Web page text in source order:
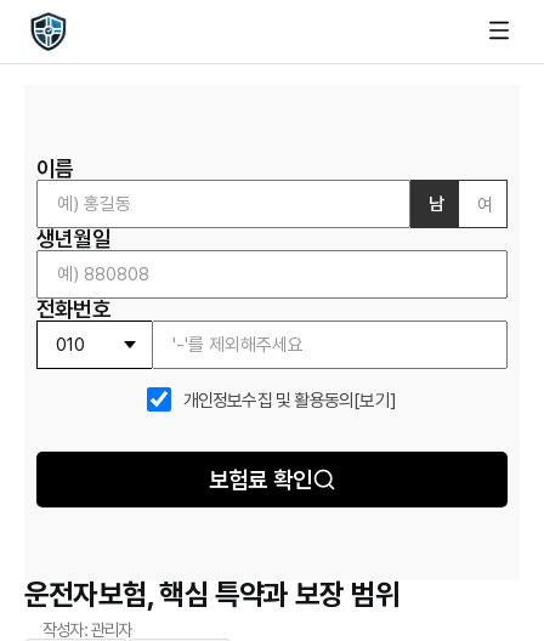
이름
남 여
생년월일
전화번호
개인정보수집 및 활용동의 [보기]
보험료 확인
운전자보험, 핵심 특약과 보장 범위
작성자: 관리자